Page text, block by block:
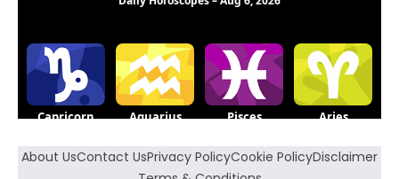
About UsContact UsPrivacy PolicyCookie PolicyDisclaimer